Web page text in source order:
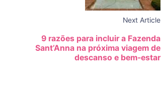
Next Article
9 razões para incluir a Fazenda
Sant’Anna na próxima viagem de
descanso e bem-estar